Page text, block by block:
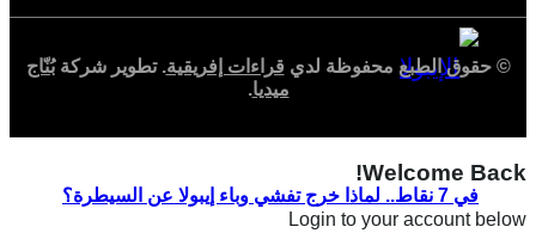
في 7 نقاط.. لماذا خرج تفشي وباء إيبولا عن السيطرة؟
© حقوق الطبع محفوظة لدي قراءات إفريقية. تطوير شركةبُنّاج
ميديا.
Welcome Back!
Login to your account below